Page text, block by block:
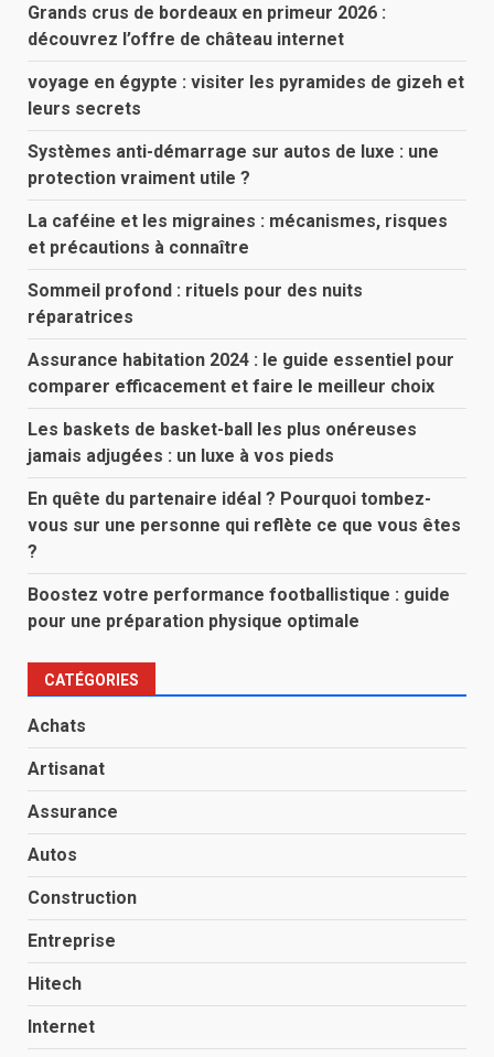
Grands crus de bordeaux en primeur 2026 :
découvrez l’offre de château internet
voyage en égypte : visiter les pyramides de gizeh et
leurs secrets
Systèmes anti-démarrage sur autos de luxe : une
protection vraiment utile ?
La caféine et les migraines : mécanismes, risques
et précautions à connaître
Sommeil profond : rituels pour des nuits
réparatrices
Assurance habitation 2024 : le guide essentiel pour
comparer efficacement et faire le meilleur choix
Les baskets de basket-ball les plus onéreuses
jamais adjugées : un luxe à vos pieds
En quête du partenaire idéal ? Pourquoi tombez-
vous sur une personne qui reflète ce que vous êtes
?
Boostez votre performance footballistique : guide
pour une préparation physique optimale
CATÉGORIES
Achats
Artisanat
Assurance
Autos
Construction
Entreprise
Hitech
Internet